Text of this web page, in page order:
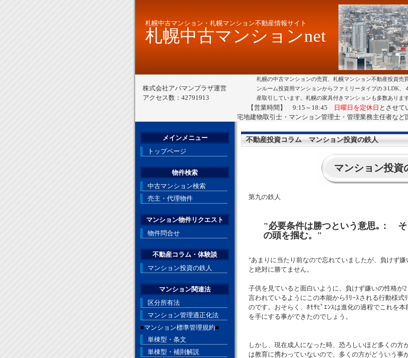
札幌中古マンション・札幌マンション不動産情報サイト
札幌中古マンションnet
株式会社アパマンプラザ運営
アクセス数：42791913
札幌の中古マンションの売買、札幌マンション不動産投資売
ンルーム投資用マンションからファミリータイプの３LDK
産取引しています。札幌の家具付きマンションも多数あります
【営業時間】 9:15～18:45 日曜日を定休日 とさせて
宅地建物取引士・マンション管理士・管理業務主任者など
不動産投資コラム マンション投資の鉄人
マンション投資
第九の鉄人
"必要条件は勝つという意思｡： そ
の頭を掴む。"
"あまりに当たり前なので忘れていましたが、負けず
と絶対に勝てません。
子供を見ていると面白いように、負けず嫌いの性格が
言われているようにこの本能からﾘﾘｰｽされる行動様式
のです。おそらく、ﾎﾓｻﾋﾟｴﾝｽは進化の過程でこれを
を手にする事ができたのでしょう。
しかし、現在成人になった時、恐ろしいほど多くの方
は教育に携わっていないので、多くの方がどういう事
メインメニュー
トップページ
物件検索
中古マンション検索
売主・代理物件
マンション物件リクエスト
物件問合せ
不動産コラム・体験談
マンション投資の鉄人
マンション関連法
区分所有法
マンション管理適正化法
■マンション標準管理規約■
単棟型・条文
単棟型・補則解説